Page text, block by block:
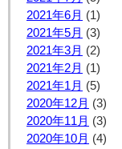
2021年6月 (1)
2021年5月 (3)
2021年3月 (2)
2021年2月 (1)
2021年1月 (5)
2020年12月 (3)
2020年11月 (3)
2020年10月 (4)